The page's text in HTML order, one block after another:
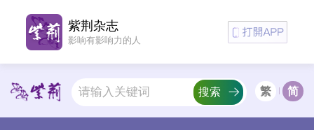
繁 简
搜索
紫荆杂志
影响有影响力的人